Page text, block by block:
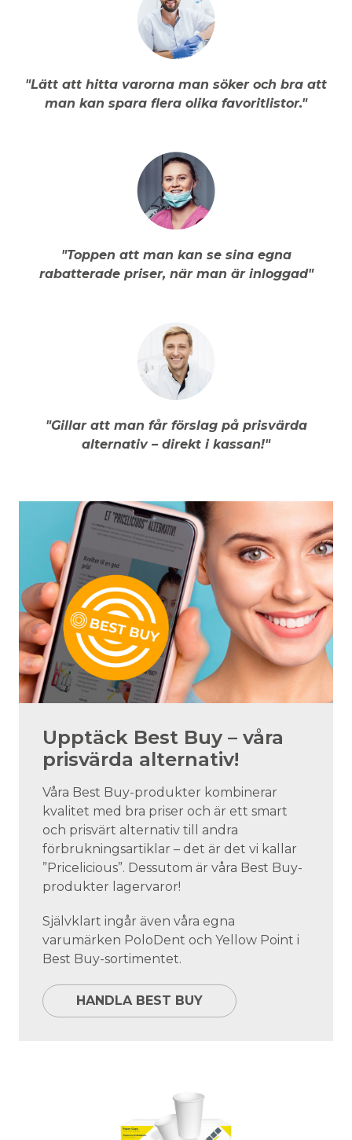
"Lätt att hitta varorna man söker och bra att
man kan spara flera olika favoritlistor."
"Toppen att man kan se sina egna
rabatterade priser, när man är inloggad"
"Gillar att man får förslag på prisvärda
alternativ – direkt i kassan!"
Upptäck Best Buy – våra
prisvärda alternativ!
Våra Best Buy-produkter kombinerar
kvalitet med bra priser och är ett smart
och prisvärt alternativ till andra
förbrukningsartiklar – det är det vi kallar
”Pricelicious”. Dessutom är våra Best Buy-
produkter lagervaror!
Självklart ingår även våra egna
varumärken PoloDent och Yellow Point i
Best Buy-sortimentet.
HANDLA BEST BUY